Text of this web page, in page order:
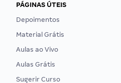
PÁGINAS ÚTEIS
Depoimentos
Material Grátis
Aulas ao Vivo
Aulas Grátis
Sugerir Curso